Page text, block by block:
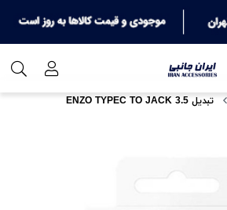
تبدیل ENZO TYPEC TO JACK 3.5